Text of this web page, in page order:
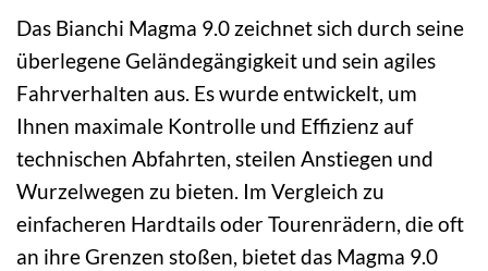
Das Bianchi Magma 9.0 zeichnet sich durch seine
überlegene Geländegängigkeit und sein agiles
Fahrverhalten aus. Es wurde entwickelt, um
Ihnen maximale Kontrolle und Effizienz auf
technischen Abfahrten, steilen Anstiegen und
Wurzelwegen zu bieten. Im Vergleich zu
einfacheren Hardtails oder Tourenrädern, die oft
an ihre Grenzen stoßen, bietet das Magma 9.0